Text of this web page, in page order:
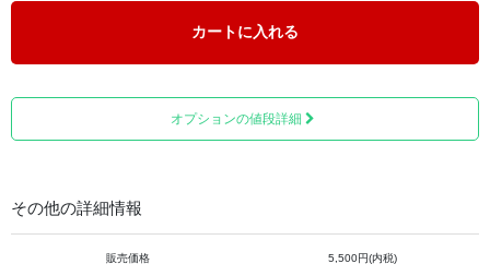
「マスコット」は、ご家族みんなで持ちたくなる可愛さで
カートに入れる
オプションの値段詳細
その他の詳細情報
販売価格 5,500円(内税)